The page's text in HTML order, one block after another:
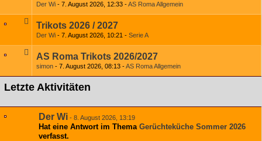
Der Wi 7. August 2026, 12:33 AS Roma Allgemein
Trikots 2026 / 2027
Der Wi 7. August 2026, 10:21 Serie A
AS Roma Trikots 2026/2027
simon 7. August 2026, 08:13 AS Roma Allgemein
Letzte Aktivitäten
Der Wi - 8. August 2026, 13:19
Hat eine Antwort im Thema Gerüchteküche Sommer 2026
verfasst.